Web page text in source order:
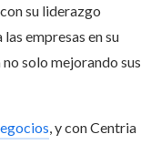
su liderazgo
empresas en su
solo mejorando sus
, y con Centria